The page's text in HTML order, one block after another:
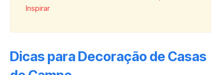
Inspirar
Dicas para Decoração de Casas